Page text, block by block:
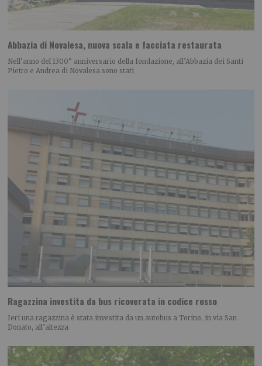
Abbazia di Novalesa, nuova scala e facciata restaurata
Nell’anno del 1300° anniversario della fondazione, all’Abbazia dei Santi
Pietro e Andrea di Novalesa sono stati
Ragazzina investita da bus ricoverata in codice rosso
Ieri una ragazzina è stata investita da un autobus a Torino, in via San
Donato, all’altezza